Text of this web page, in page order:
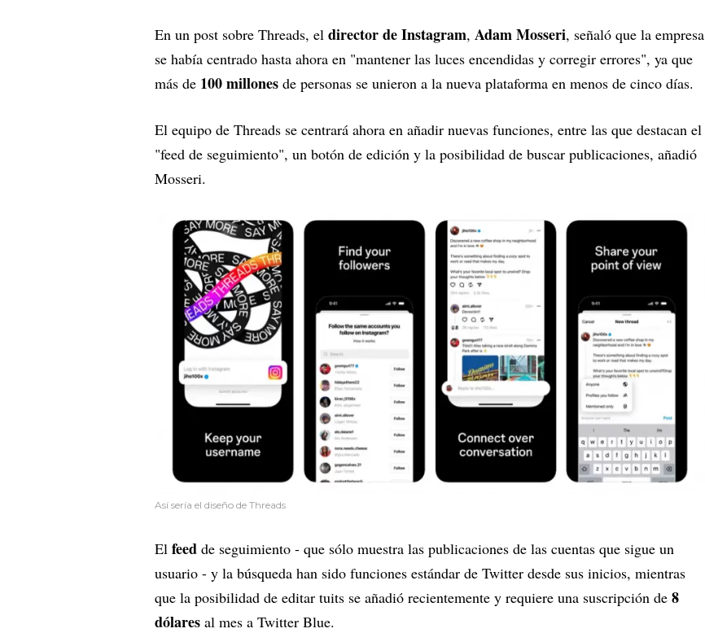
En un post sobre Threads, el director deInstagram, Adam Mosseri, señaló que la empresa
se había centrado hasta ahora en "mantener las luces encendidas y corregir errores", ya que
más de 100 millones de personas se unieron a la nueva plataforma en menos de cinco días.
El equipo de Threads se centrará ahora en añadir nuevas funciones, entre las que destacan el
"feed de seguimiento", un botón de edición y la posibilidad de buscar publicaciones, añadió
Mosseri.
Así sería el diseño de Threads
El feed de seguimiento - que sólo muestra las publicaciones de las cuentas que sigue un
usuario - y la búsqueda han sido funciones estándar de Twitter desde sus inicios, mientras
que la posibilidad de editar tuits se añadió recientemente y requiere una suscripción de 8
dólares al mes a Twitter Blue.